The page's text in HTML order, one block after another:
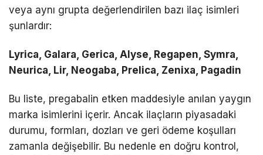
veya aynı grupta değerlendirilen bazı ilaç isimleri
şunlardır:
Lyrica, Galara, Gerica, Alyse, Regapen, Symra,
Neurica, Lir, Neogaba, Prelica, Zenixa, Pagadin
Bu liste, pregabalin etken maddesiyle anılan yaygın
marka isimlerini içerir. Ancak ilaçların piyasadaki
durumu, formları, dozları ve geri ödeme koşulları
zamanla değişebilir. Bu nedenle en doğru kontrol,